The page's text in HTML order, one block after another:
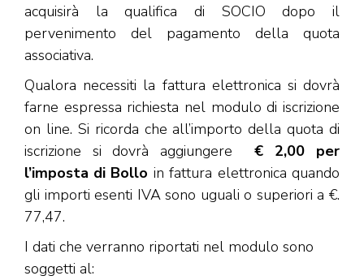
acquisirà la qualifica di SOCIO dopo il
pervenimento del pagamento della quota
associativa.
Qualora necessiti la fattura elettronica si dovrà
farne espressa richiesta nel modulo di iscrizione
on line. Si ricorda che all’importo della quota di
iscrizione si dovrà aggiungere € 2,00 per
l’imposta di Bollo in fattura elettronica quando
gli importi esenti IVA sono uguali o superiori a €.
77,47.
I dati che verranno riportati nel modulo sono
soggetti al: